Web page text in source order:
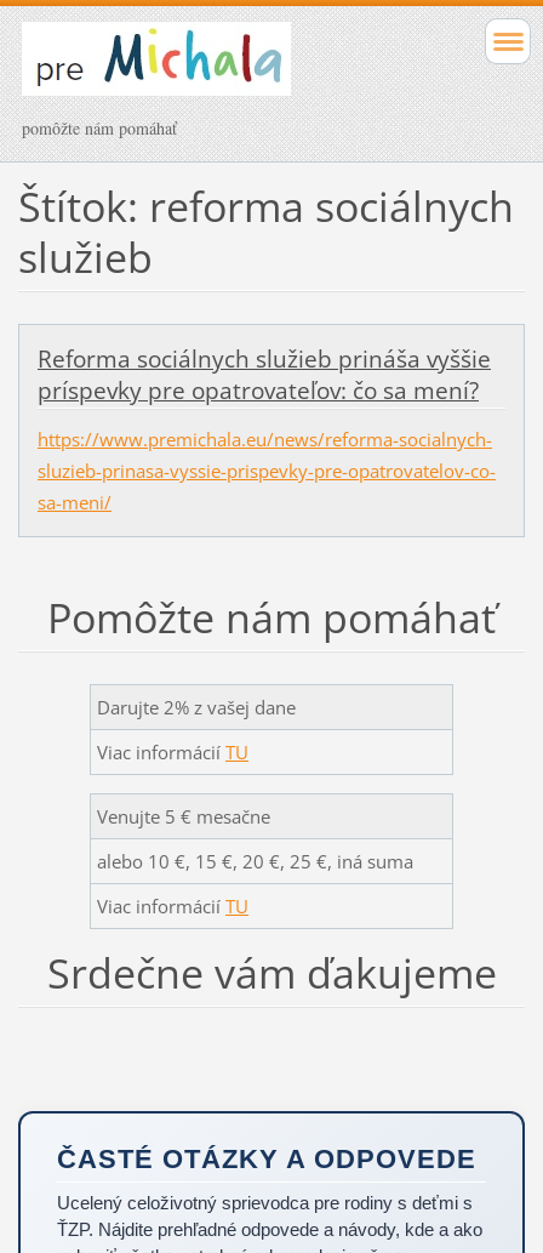
pomôžte nám pomáhať
Štítok: reforma sociálnych
služieb
Reforma sociálnych služieb prináša vyššie
príspevky pre opatrovateľov: čo sa mení?
https://www.premichala.eu/news/reforma-socialnych-
sluzieb-prinasa-vyssie-prispevky-pre-opatrovatelov-co-
sa-meni/
Pomôžte nám pomáhať
Darujte 2% z vašej dane
Viac informácií TU
Venujte 5 € mesačne
alebo 10 €, 15 €, 20 €, 25 €, iná suma
Viac informácií TU
Srdečne vám ďakujeme
ČASTÉ OTÁZKY A ODPOVEDE
Ucelený celoživotný sprievodca pre rodiny s deťmi s
ŤZP. Nájdite prehľadné odpovede a návody, kde a ako